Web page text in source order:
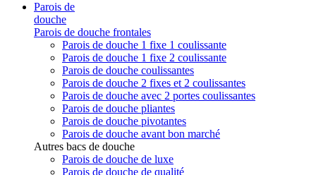
Parois de
douche
Parois de douche frontales
Parois de douche 1 fixe 1 coulissante
Parois de douche 1 fixe 2 coulissante
Parois de douche coulissantes
Parois de douche 2 fixes et 2 coulissantes
Parois de douche avec 2 portes coulissantes
Parois de douche pliantes
Parois de douche pivotantes
Parois de douche avant bon marché
Autres bacs de douche
Parois de douche de luxe
Parois de douche de qualité